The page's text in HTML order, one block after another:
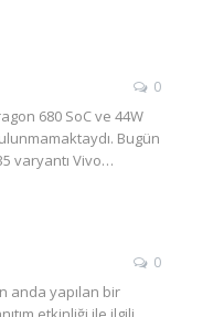
0
680 SoC ve 44W
Bugün
varyantı Vivo…
0
anda yapılan bir